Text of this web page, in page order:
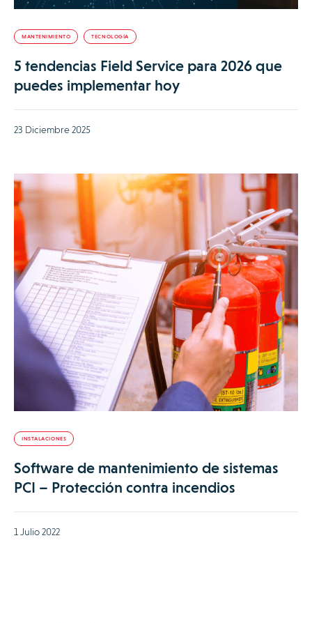
MANTENIMIENTO TECNOLOGÍA
5 tendencias Field Service para 2026 que
puedes implementar hoy
23 Diciembre 2025
INSTALACIONES
Software de mantenimiento de sistemas
PCI – Protección contra incendios
1 Julio 2022